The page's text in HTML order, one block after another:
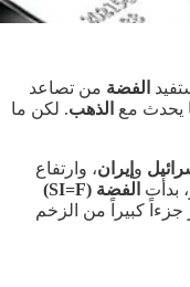
الفضة من تصاعد
يحدث مع الذهب. لكن ما
و إيران، وارتفاع
بدأت الفضة (SI=F)
كبيراً من الزخم